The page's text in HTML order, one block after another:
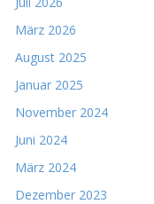
März 2026
August 2025
Januar 2025
November 2024
Juni 2024
März 2024
Dezember 2023